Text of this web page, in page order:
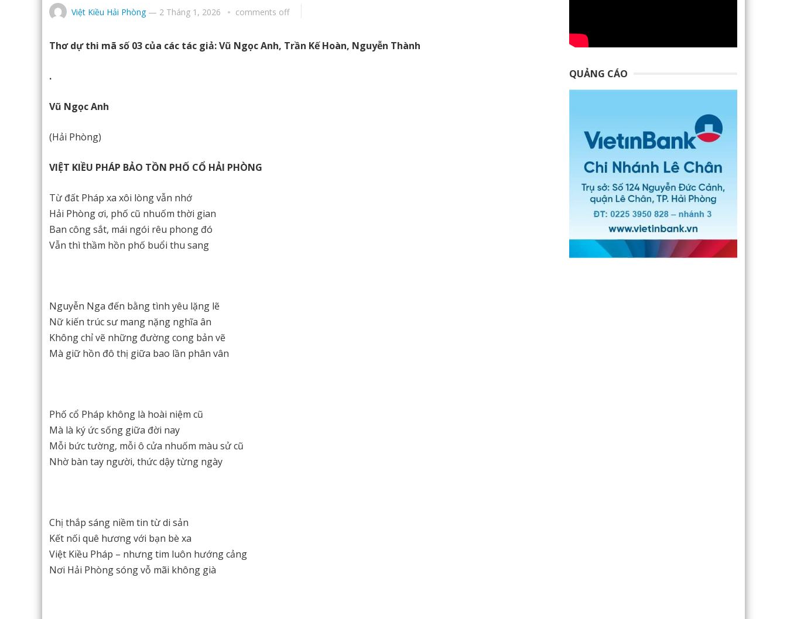
Việt Kiều Hải Phòng— 2 Tháng 1, 2026 comments off
Thơ dự thi mã số 03 của các tác giả: Vũ Ngọc Anh, Trần Kế Hoàn, Nguyễn Thành
.
Vũ Ngọc Anh
(Hải Phòng)
VIỆT KIỀU PHÁP BẢO TỒN PHỐ CỔ HẢI PHÒNG
Từ đất Pháp xa xôi lòng vẫn nhớ
Hải Phòng ơi, phố cũ nhuốm thời gian
Ban công sắt, mái ngói rêu phong đó
Vẫn thì thầm hồn phố buổi thu sang
Nguyễn Nga đến bằng tình yêu lặng lẽ
Nữ kiến trúc sư mang nặng nghĩa ân
Không chỉ vẽ những đường cong bản vẽ
Mà giữ hồn đô thị giữa bao lần phân vân
Phố cổ Pháp không là hoài niệm cũ
Mà là ký ức sống giữa đời nay
Mỗi bức tường, mỗi ô cửa nhuốm màu sử cũ
Nhờ bàn tay người, thức dậy từng ngày
Chị thắp sáng niềm tin từ di sản
Kết nối quê hương với bạn bè xa
Việt Kiều Pháp – nhưng tim luôn hướng cảng
Nơi Hải Phòng sóng vỗ mãi không già
QUẢNG CÁO